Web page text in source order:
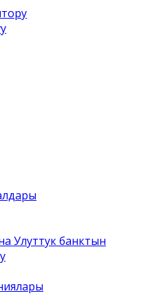
Улуттук банктын